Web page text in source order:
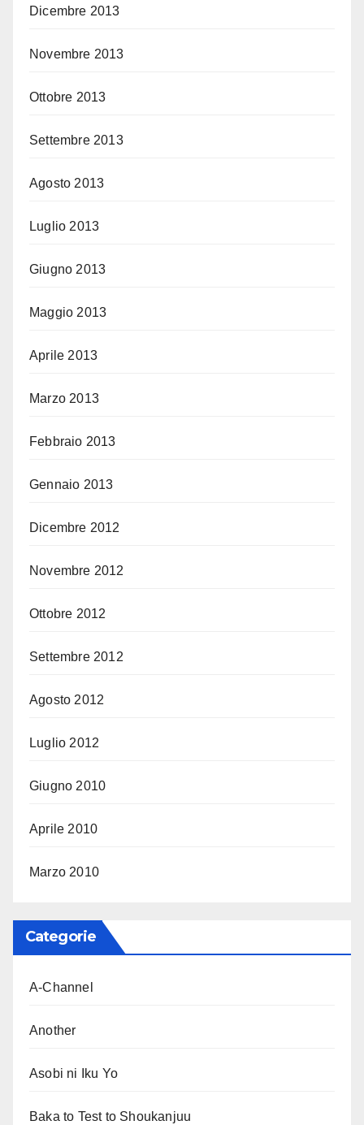
Dicembre 2013
Novembre 2013
Ottobre 2013
Settembre 2013
Agosto 2013
Luglio 2013
Giugno 2013
Maggio 2013
Aprile 2013
Marzo 2013
Febbraio 2013
Gennaio 2013
Dicembre 2012
Novembre 2012
Ottobre 2012
Settembre 2012
Agosto 2012
Luglio 2012
Giugno 2010
Aprile 2010
Marzo 2010
Categorie
A-Channel
Another
Asobi ni Iku Yo
Baka to Test to Shoukanjuu